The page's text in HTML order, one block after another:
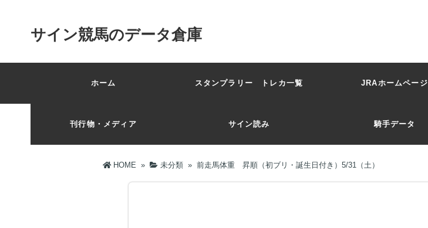
サイン競馬のデータ倉庫
ホーム スタンプラリー トレカ一覧 JRAホームページ
刊行物・メディア サイン読み 騎手データ
HOME » 未分類 » 前走馬体重 昇順（初ブリ・誕生日付き）5/31（土）